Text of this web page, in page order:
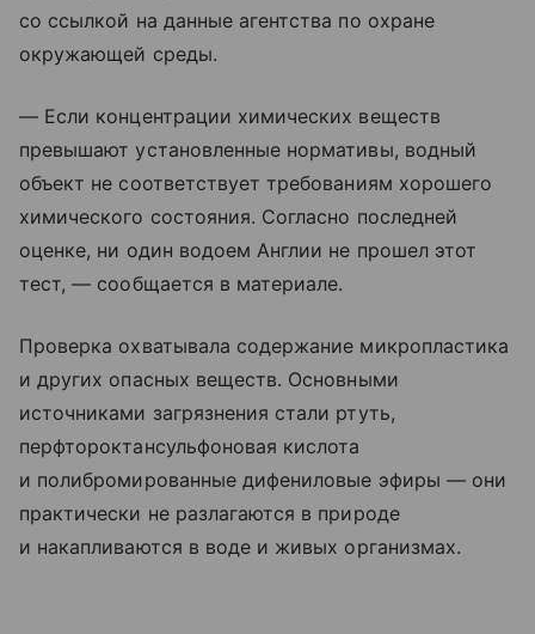
со ссылкой на данные агентства по охране
окружающей среды.
— Если концентрации химических веществ
превышают установленные нормативы, водный
объект не соответствует требованиям хорошего
химического состояния. Согласно последней
оценке, ни один водоем Англии не прошел этот
тест, — сообщается в материале.
Проверка охватывала содержание микропластика
и других опасных веществ. Основными
источниками загрязнения стали ртуть,
перфтороктансульфоновая кислота
и полибромированные дифениловые эфиры — они
практически не разлагаются в природе
и накапливаются в воде и живых организмах.